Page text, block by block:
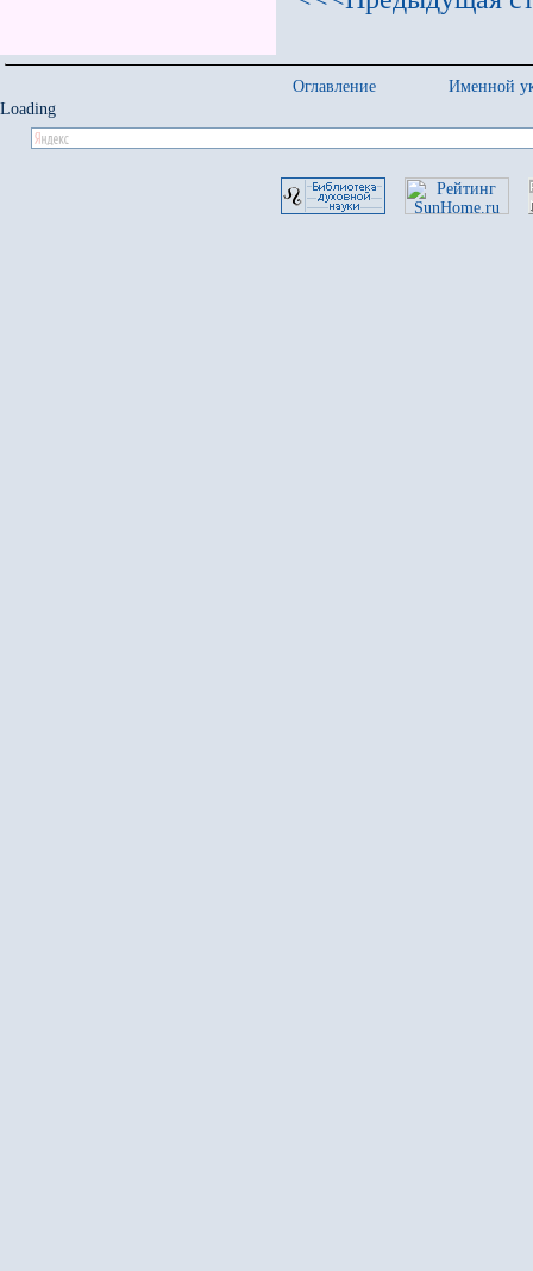
Оглавление
Именной
Loading